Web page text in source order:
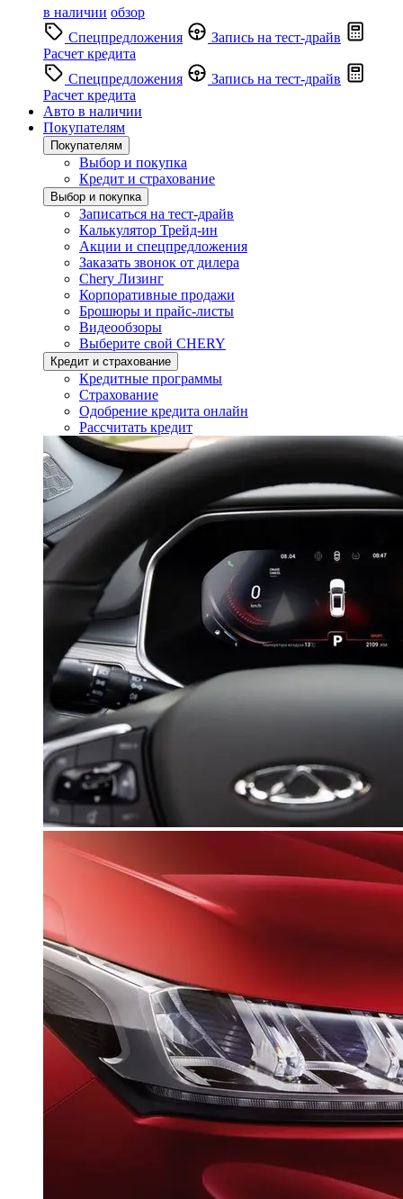
в наличии обзор
Спецпредложения
Запись на тест-драйв
Расчет кредита
Спецпредложения
Запись на тест-драйв
Расчет кредита
Авто в наличии
Покупателям
Покупателям
Выбор и покупка
Кредит и страхование
Выбор и покупка
Записаться на тест-драйв
Калькулятор Трейд-ин
Акции и спецпредложения
Заказать звонок от дилера
Chery Лизинг
Корпоративные продажи
Брошюры и прайс-листы
Видеообзоры
Выберите свой CHERY
Кредит и страхование
Кредитные программы
Страхование
Одобрение кредита онлайн
Рассчитать кредит